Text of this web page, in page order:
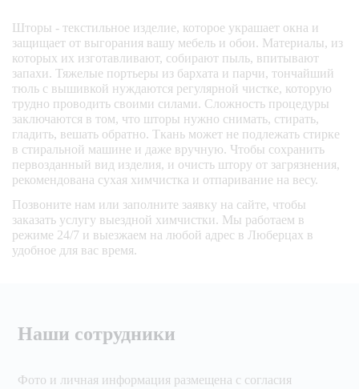
Шторы - текстильное изделие, которое украшает окна и
защищает от выгорания вашу мебель и обои. Материалы, из
которых их изготавливают, собирают пыль, впитывают
запахи. Тяжелые портьеры из бархата и парчи, тончайший
тюль с вышивкой нуждаются регулярной чистке, которую
трудно проводить своими силами. Сложность процедуры
заключаются в том, что шторы нужно снимать, стирать,
гладить, вешать обратно. Ткань может не подлежать стирке
в стиральной машине и даже вручную. Чтобы сохранить
первозданный вид изделия, и очисть штору от загрязнения,
рекомендована сухая химчистка и отпаривание на весу.
Позвоните нам или заполните заявку на сайте, чтобы
заказать услугу выездной химчистки. Мы работаем в
режиме 24/7 и выезжаем на любой адрес в Люберцах в
удобное для вас время.
Наши сотрудники
Фото и личная информация размещена с согласия